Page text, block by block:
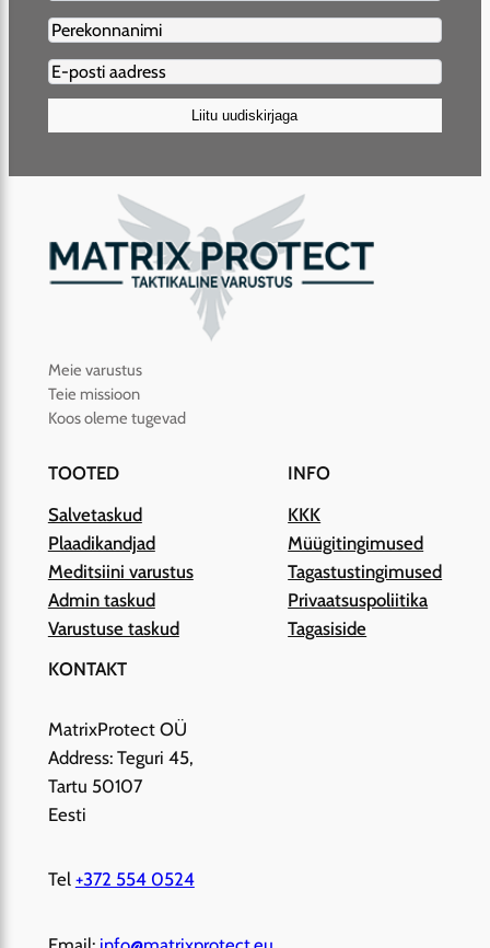
Lastname2
Email2(Required)
Liitu uudiskirjaga
Meie varustus
Teie missioon
Koos oleme tugevad
TOOTED
Salvetaskud
Plaadikandjad
Meditsiini varustus
Admin taskud
Varustuse taskud
INFO
KKK
Müügitingimused
Tagastustingimused
Privaatsuspoliitika
Tagasiside
KONTAKT
MatrixProtect OÜ
Address: Teguri 45,
Tartu 50107
Eesti
Tel +372 554 0524